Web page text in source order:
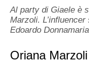
Al party di Giaele è
Marzoli.
Edoardo Donnamaria
Oriana